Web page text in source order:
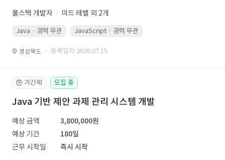
풀스택 개발자 미드 레벨 외 2개
Java · 경력 무관 JavaScript · 경력 무관
경상북도 · 등록일자 2026.07.15.
🕒 기간제 모집 중
Java 기반 제안 과제 관리 시스템 개발
예상 금액
3,800,000원
예상 기간
180일
근무 시작일
즉시 시작